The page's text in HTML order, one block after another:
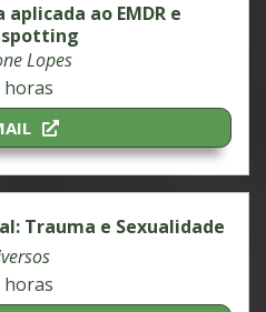
ao EMDR e
Lopes
horas
Trauma e Sexualidade
horas